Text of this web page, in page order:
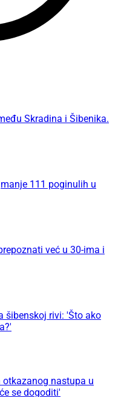
Skradina i Šibenika.
111 poginulih u
već u 30-ima i
šibenskoj rivi: 'Što ako
nastupa u
se dogoditi'